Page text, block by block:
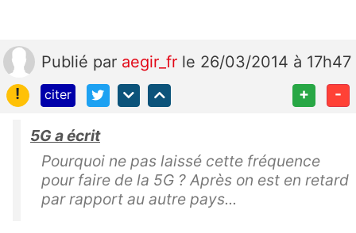
Publié par aegir_fr le 26/03/2014 à 17h47
!
citer + -
5G a écrit
Pourquoi ne pas laissé cette fréquence
pour faire de la 5G ? Après on est en retard
par rapport au autre pays...